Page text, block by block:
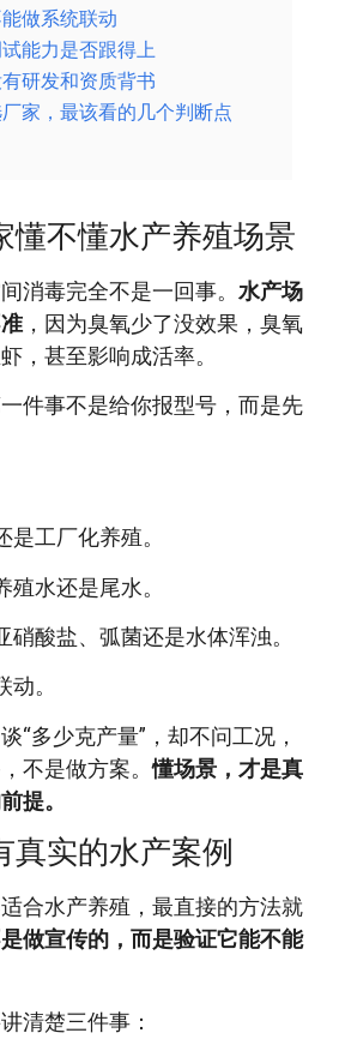
做系统联动
能力是否跟得上
研发和资质背书
家，最该看的几个判断点
懂不懂水产养殖场景
消毒完全不是一回事。 水产场
，因为臭氧少了没效果，臭氧
，甚至影响成活率。
件事不是给你报型号，而是先
是工厂化养殖。
殖水还是尾水。
硝酸盐、弧菌还是水体浑浊。
。
“多少克产量”，却不问工况，
不是做方案。懂场景，才是真
提。
真实的水产案例
合水产养殖，最直接的方法就
做宣传的，而是验证它能不能
清楚三件事：